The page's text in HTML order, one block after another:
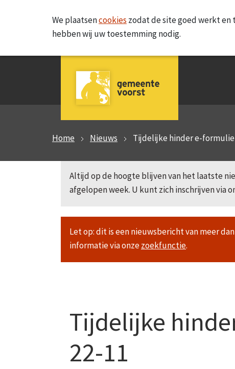
We plaatsencookies zodat de site goed werkt en
hebben wij uw toestemming nodig.
Home Nieuws Tijdelijke hinder e-
Altijd op de hoogte blijven van het laatste
afgelopen week. U kunt zich inschrijven via
Let op: dit is een nieuwsbericht van meer
informatie via onzezoekfunctie.
Tijdelijke
22-11